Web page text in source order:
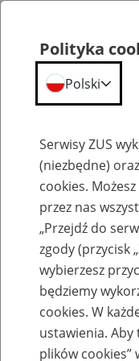
Emerytury
Baza
Polityka
Polski
Serwisy ZUS
(niezbędne)
cookies.
przez nas
„Przejdź do
zgody (przycisk
wybierzesz
będziemy
cookies. W
ustawienia. Aby
plików cookies”